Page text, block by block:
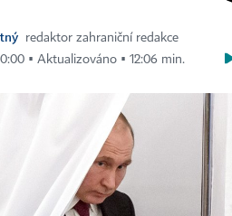
redaktor zahraniční redakce
▪ Aktualizováno ▪ 12:06 min.